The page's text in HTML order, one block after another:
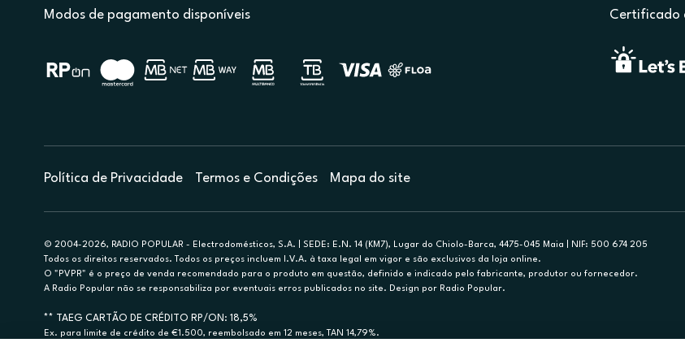
Modos de pagamento disponíveis Certificado
Política de Privacidade Termos e Condições Mapa do site
© 2004-2026, RADIO POPULAR - Electrodomésticos, S.A. | SEDE: E.N. 14 (KM7), Lugar do Chiolo-Barca, 4475-045 Maia | NIF: 500 674 205
Todos os direitos reservados. Todos os preços incluem I.V.A. à taxa legal em vigor e são exclusivos da loja online.
O "PVPR" é o preço de venda recomendado para o produto em questão, definido e indicado pelo fabricante, produtor ou fornecedor.
A Radio Popular não se responsabiliza por eventuais erros publicados no site. Design por Radio Popular.
** TAEG CARTÃO DE CRÉDITO RP/ON: 18,5%
Ex. para limite de crédito de €1.500, reembolsado em 12 meses, TAN 14,79%.